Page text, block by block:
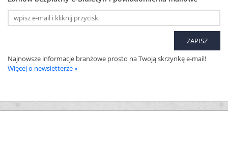
Najnowsze informacje branżowe prosto na Twoją skrzynkę e-mail!
Więcej o newsletterze »